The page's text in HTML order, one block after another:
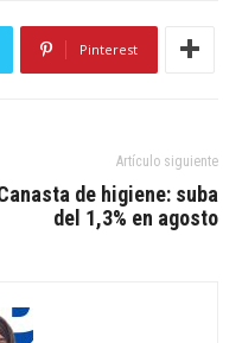
Pinterest
Artículo siguiente
de higiene: suba
del 1,3% en agosto